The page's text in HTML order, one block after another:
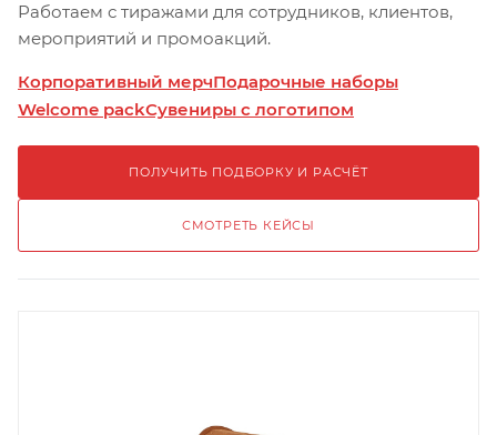
Работаем с тиражами для сотрудников, клиентов,
мероприятий и промоакций.
Корпоративный мерчПодарочные наборы
Welcome packСувениры с логотипом
ПОЛУЧИТЬ ПОДБОРКУ И РАСЧЁТ
СМОТРЕТЬ КЕЙСЫ